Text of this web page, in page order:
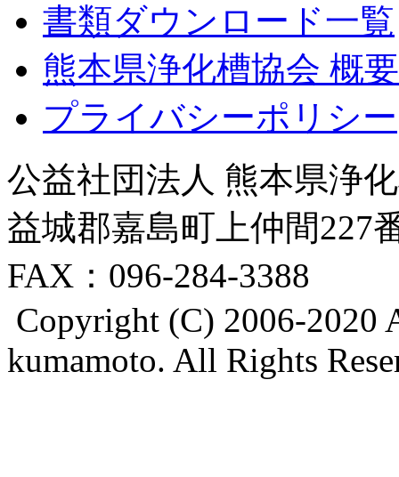
書類ダウンロード一覧
熊本県浄化槽協会 概要
プライバシーポリシー
公益社団法人 熊本県浄
益城郡嘉島町上仲間
FAX：096-284-3388
Copyright (C) 2006-2020
kumamoto. All Rights